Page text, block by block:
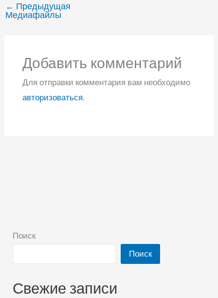
← Предыдущая
Медиафайлы
Добавить комментарий
Для отправки комментария вам необходимо
авторизоваться.
Поиск
Поиск
Свежие записи